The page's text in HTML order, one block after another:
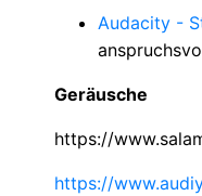
Audacity -
Geräusche
https://
https://